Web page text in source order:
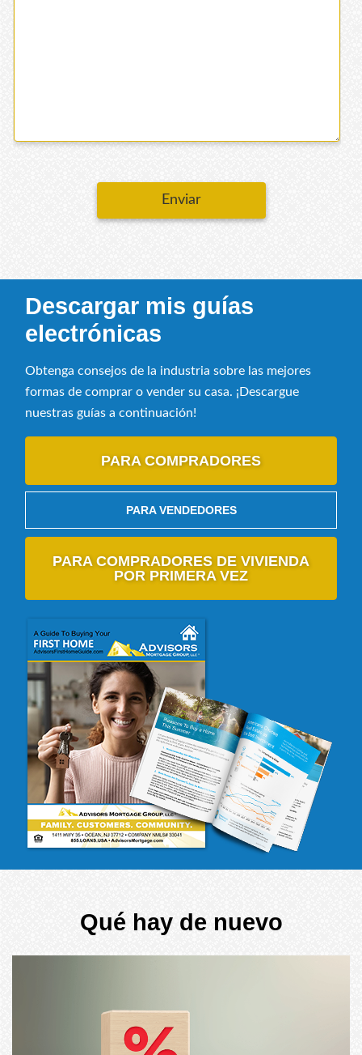
Enviar
Descargar mis guías
electrónicas
Obtenga consejos de la industria sobre las mejores
formas de comprar o vender su casa. ¡Descargue
nuestras guías a continuación!
PARA COMPRADORES
PARA VENDEDORES
PARA COMPRADORES DE VIVIENDA
POR PRIMERA VEZ
Qué hay de nuevo